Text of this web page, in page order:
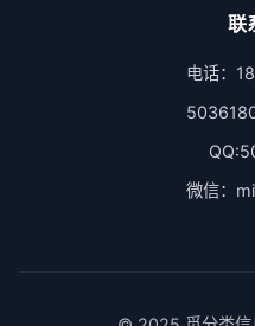
联
电话：
微信：